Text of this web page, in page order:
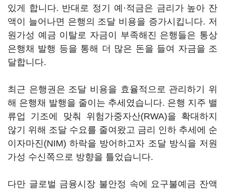
있게 합니다. 반대로 정기 예·적금은 금리가 높아 잔
액이 늘어나면 은행의 조달 비용을 증가시킵니다. 저
원가성 예금 이탈로 자금이 부족해진 은행들은 통상
은행채 발행 등을 통해 더 많은 돈을 들여 자금을 조
달합니다.
최근 은행권은 조달 비용을 효율적으로 관리하기 위
해 은행채 발행을 줄이는 추세였습니다. 은행 지주 밸
류업 기조에 맞춰 위험가중자산(RWA)을 확대하지
않기 위해 조달 수요를 줄여왔고 금리 인하 추세에 순
이자마진(NIM) 하락을 방어하고자 조달 방식을 저원
가성 수신쪽으로 방향을 틀었습니다.
다만 글로벌 금융시장 불안정 속에 요구불예금 잔액